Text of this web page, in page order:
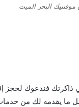
البحر الميت
ذاكرتك فندعوك لحجز
ما يقدمه لك من